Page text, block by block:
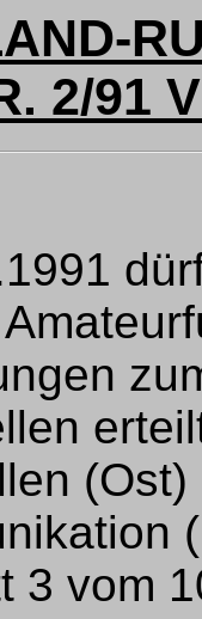
2/91
3 vom